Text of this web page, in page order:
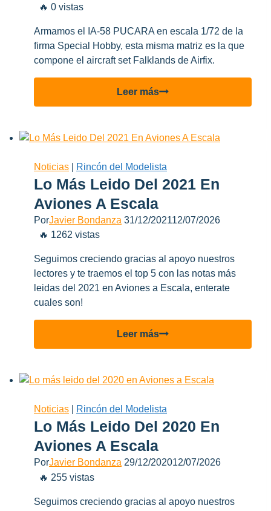
🔥 0 vistas
Armamos el IA-58 PUCARA en escala 1/72 de la
firma Special Hobby, esta misma matriz es la que
compone el aircraft set Falklands de Airfix.
Leer másIA-
58
A517
Special
Hobby
Noticias Rincón del Modelista
Lo Más Leido Del 2021 En
Aviones A Escala
PorJavier Bondanza 31/12/202112/07/2026
🔥 1262 vistas
Seguimos creciendo gracias al apoyo nuestros
lectores y te traemos el top 5 con las notas más
leidas del 2021 en Aviones a Escala, enterate
cuales son!
Leer másLo
Más
Del
En
Aviones
Noticias Rincón del Modelista
Lo Más Leido Del 2020 En
Aviones A Escala
PorJavier Bondanza 29/12/202012/07/2026
🔥 255 vistas
Seguimos creciendo gracias al apoyo nuestros